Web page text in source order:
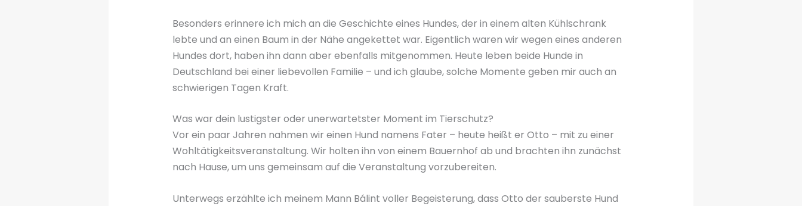
Besonders erinnere ich mich an die Geschichte eines Hundes, der in einem alten Kühlschrank
lebte und an einen Baum in der Nähe angekettet war. Eigentlich waren wir wegen eines anderen
Hundes dort, haben ihn dann aber ebenfalls mitgenommen. Heute leben beide Hunde in
Deutschland bei einer liebevollen Familie – und ich glaube, solche Momente geben mir auch an
schwierigen Tagen Kraft.
Was war dein lustigster oder unerwartetster Moment im Tierschutz?
Vor ein paar Jahren nahmen wir einen Hund namens Fater – heute heißt er Otto – mit zu einer
Wohltätigkeitsveranstaltung. Wir holten ihn von einem Bauernhof ab und brachten ihn zunächst
nach Hause, um uns gemeinsam auf die Veranstaltung vorzubereiten.
Unterwegs erzählte ich meinem Mann Bálint voller Begeisterung, dass Otto der sauberste Hund